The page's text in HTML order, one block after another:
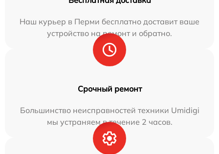
Наш курьер в Перми бесплатно доставит ваше
устройство на ремонт и обратно.
Срочный ремонт
Большинство неисправностей техники Umidigi
мы устраняем в течение 2 часов.